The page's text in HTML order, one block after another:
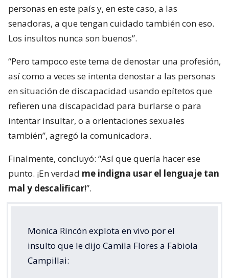
personas en este país y, en este caso, a las
senadoras, a que tengan cuidado también con eso.
Los insultos nunca son buenos”.
“Pero tampoco este tema de denostar una profesión,
así como a veces se intenta denostar a las personas
en situación de discapacidad usando epítetos que
refieren una discapacidad para burlarse o para
intentar insultar, o a orientaciones sexuales
también”, agregó la comunicadora.
Finalmente, concluyó: “Así que quería hacer ese
punto. ¡En verdad me indigna usar el lenguaje tan
mal y descalificar!”.
Monica Rincón explota en vivo por el
insulto que le dijo Camila Flores a Fabiola
Campillai: